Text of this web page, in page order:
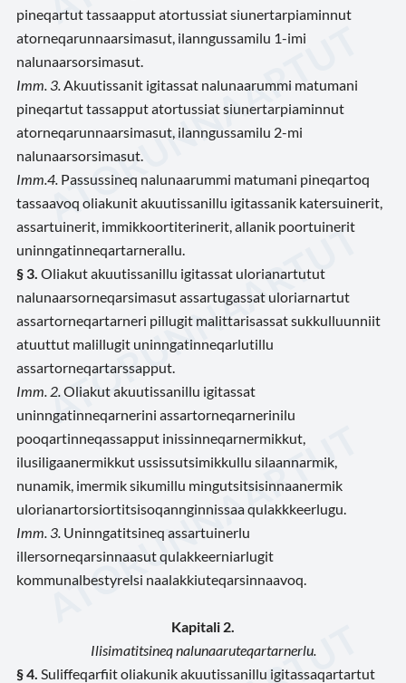
pineqartut tassaapput atortussiat siunertarpiaminnut
atorneqarunnaarsimasut, ilanngussamilu 1-imi
nalunaarsorsimasut.
Imm. 3. Akuutissanit igitassat nalunaarummi matumani
pineqartut tassapput atortussiat siunertarpiaminnut
atorneqarunnaarsimasut, ilanngussamilu 2-mi
nalunaarsorsimasut.
Imm. 4. Passussineq nalunaarummi matumani pineqartoq
tassaavoq oliakunit akuutissanillu igitassanik katersuinerit,
assartuinerit, immikkoortiterinerit, allanik poortuinerit
uninngatinneqartarnerallu.
§ 3. Oliakut akuutissanillu igitassat ulorianartutut
nalunaarsorneqarsimasut assartugassat uloriarnartut
assartorneqartarneri pillugit malittarisassat sukkulluunniit
atuuttut malillugit uninngatinneqarlutillu
assartorneqartarssapput.
Imm. 2. Oliakut akuutissanillu igitassat
uninngatinneqarnerini assartorneqarnerinilu
pooqartinneqassapput inissinneqarnermikkut,
ilusiligaanermikkut ussissutsimikkullu silaannarmik,
nunamik, imermik sikumillu mingutsitsisinnaanermik
ulorianartorsiortitsisoqannginnissaa qulakkkeerlugu.
Imm. 3. Uninngatitsineq assartuinerlu
illersorneqarsinnaasut qulakkeerniarlugit
kommunalbestyrelsi naalakkiuteqarsinnaavoq.
Kapitali 2.
Ilisimatitsineq nalunaaruteqartarnerlu.
§ 4. Suliffeqarfiit oliakunik akuutissanillu igitassaqartartut